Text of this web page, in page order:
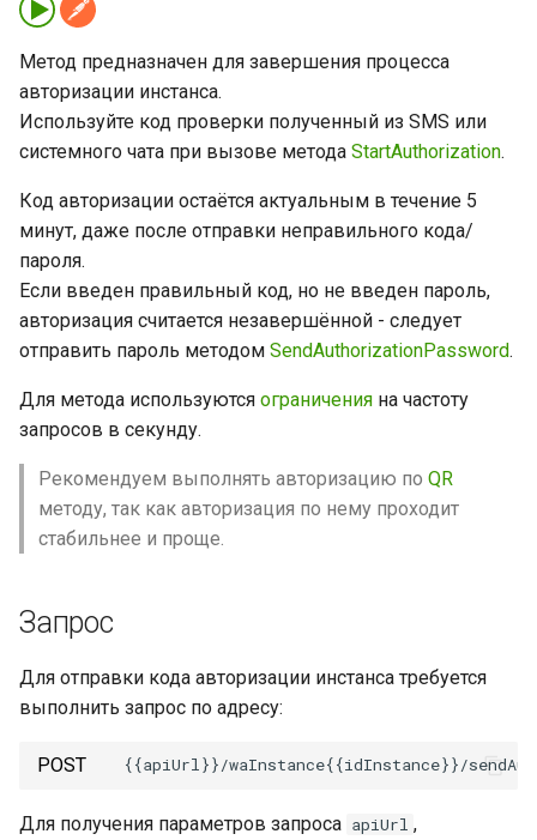
и
я
п
о
и
с
а
метода
Выполнение метода с
ошибкой
Ошибки
Отправить геолокацию
Отправить контакт
Отправить опрос
Очистить очередь
входящих уведомлений
группу
Удалить участника из
группы
Назначить права
Отозвать права
администратора группы
Установить аватар группы
Удалить сообщение
Архивировать чат
Разархивировать чат
Редактировать сообщение
Отправить уведомление
набора текста
Метод предназначен для завершения процесса
авторизации инстанса.
Используйте код проверки полученный из SMS или
системного чата при вызове метода StartAuthorization.
Код авторизации остаётся актуальным в течение 5
минут, даже после отправки неправильного кода/
пароля.
Если введен правильный код, но не введен пароль,
авторизация считается незавершённой - следует
отправить пароль методом SendAuthorizationPassword.
Для метода используются ограничения на частоту
запросов в секунду.
Рекомендуем выполнять авторизацию по QR
методу, так как авторизация по нему проходит
стабильнее и проще.
Запрос
Для отправки кода авторизации инстанса требуется
выполнить запрос по адресу:
POST
Для получения параметров запроса apiUrl ,